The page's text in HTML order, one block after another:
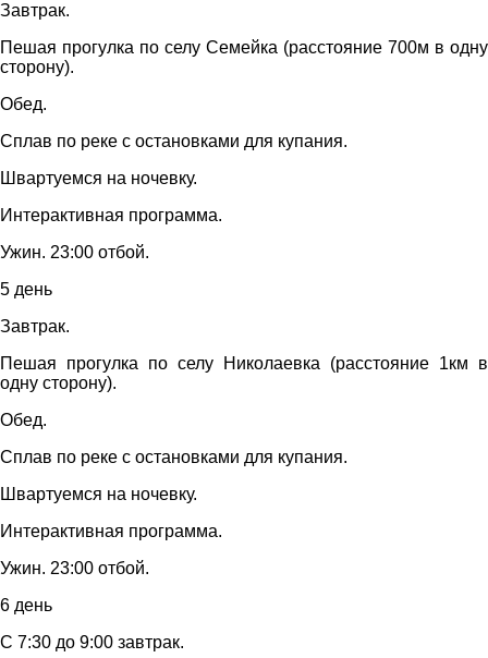
Завтрак.
Пешая прогулка по селу Семейка (расстояние 700м в одну
сторону).
Обед.
Сплав по реке с остановками для купания.
Швартуемся на ночевку.
Интерактивная программа.
Ужин. 23:00 отбой.
5 день
Завтрак.
Пешая прогулка по селу Николаевка (расстояние 1км в
одну сторону).
Обед.
Сплав по реке с остановками для купания.
Швартуемся на ночевку.
Интерактивная программа.
Ужин. 23:00 отбой.
6 день
С 7:30 до 9:00 завтрак.